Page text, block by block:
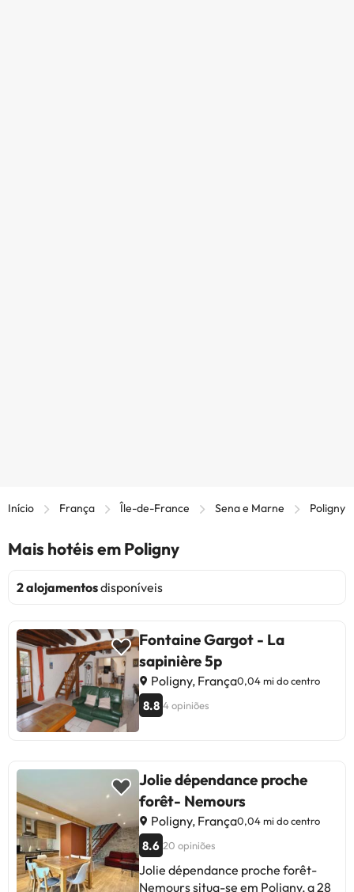
Início França Île-de-France Sena e Marne Poligny
Mais hotéis em Poligny
2 alojamentosdisponíveis
Fontaine Gargot - La
sapinière 5p
Poligny, França0,04 mi do centro
8.8 4 opiniões
Jolie dépendance proche
forêt- Nemours
Poligny, França0,04 mi do centro
8.6 20 opiniões
Jolie dépendance proche forêt-
Nemours situa-se em Poligny, a 28